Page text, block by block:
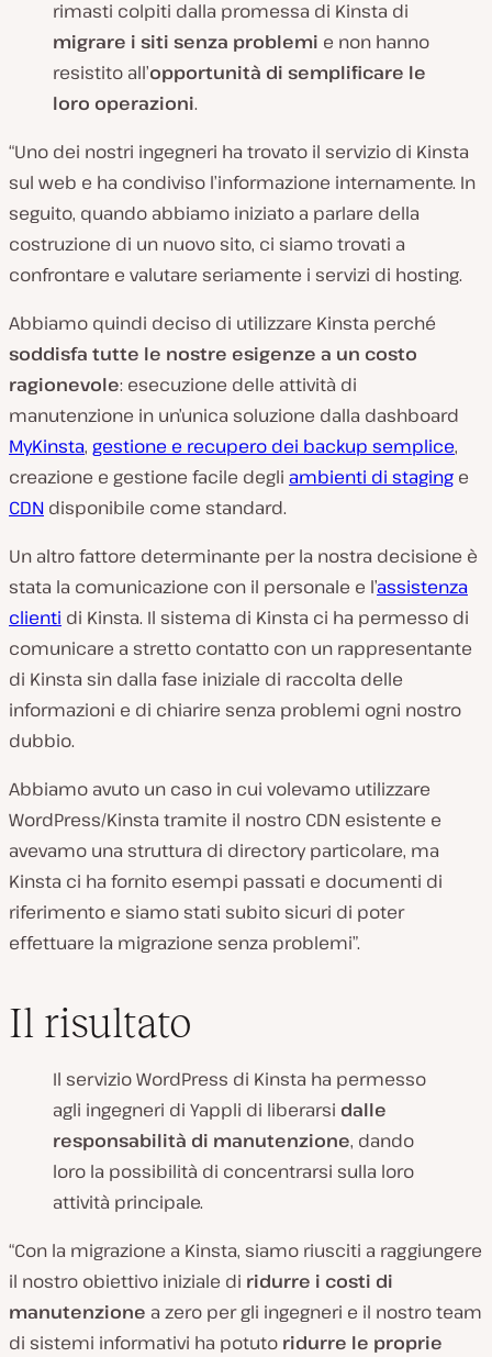
rimasti colpiti dalla promessa di Kinsta di
migrare i siti senza problemi e non hanno
resistito all’opportunità di semplificare le
loro operazioni.
“Uno dei nostri ingegneri ha trovato il servizio di Kinsta
sul web e ha condiviso l’informazione internamente. In
seguito, quando abbiamo iniziato a parlare della
costruzione di un nuovo sito, ci siamo trovati a
confrontare e valutare seriamente i servizi di hosting.
Abbiamo quindi deciso di utilizzare Kinsta perché
soddisfa tutte le nostre esigenze a un costo
ragionevole: esecuzione delle attività di
manutenzione in un’unica soluzione dalla dashboard
MyKinsta, gestione e recupero dei backup semplice,
creazione e gestione facile degli ambienti di staging e
CDN disponibile come standard.
Un altro fattore determinante per la nostra decisione è
stata la comunicazione con il personale e l’assistenza
clienti di Kinsta. Il sistema di Kinsta ci ha permesso di
comunicare a stretto contatto con un rappresentante
di Kinsta sin dalla fase iniziale di raccolta delle
informazioni e di chiarire senza problemi ogni nostro
dubbio.
Abbiamo avuto un caso in cui volevamo utilizzare
WordPress/Kinsta tramite il nostro CDN esistente e
avevamo una struttura di directory particolare, ma
Kinsta ci ha fornito esempi passati e documenti di
riferimento e siamo stati subito sicuri di poter
effettuare la migrazione senza problemi”.
Il risultato
Il servizio WordPress di Kinsta ha permesso
agli ingegneri di Yappli di liberarsi dalle
responsabilità di manutenzione, dando
loro la possibilità di concentrarsi sulla loro
attività principale.
“Con la migrazione a Kinsta, siamo riusciti a raggiungere
il nostro obiettivo iniziale di ridurre i costi di
manutenzione a zero per gli ingegneri e il nostro team
di sistemi informativi ha potuto ridurre le proprie